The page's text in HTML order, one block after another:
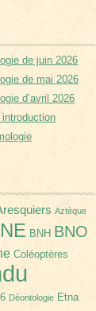
de juin 2026
de mai 2026
d’avril 2026
Aztèque
BNH BNO
Coléoptères
Déontologie Etna